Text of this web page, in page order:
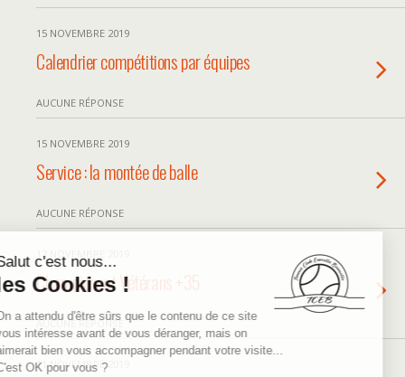
15 NOVEMBRE 2019
Calendrier compétitions par équipes
AUCUNE RÉPONSE
15 NOVEMBRE 2019
Service : la montée de balle
AUCUNE RÉPONSE
12 NOVEMBRE 2019
Championnat Vétérans +35
AUCUNE RÉPONSE
11 NOVEMBRE 2019